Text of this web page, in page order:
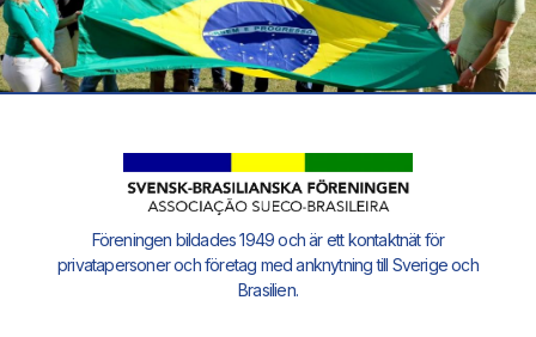
Föreningen bildades 1949 och är ett kontaktnät för
privatapersoner och företag med anknytning till Sverige och
Brasilien.